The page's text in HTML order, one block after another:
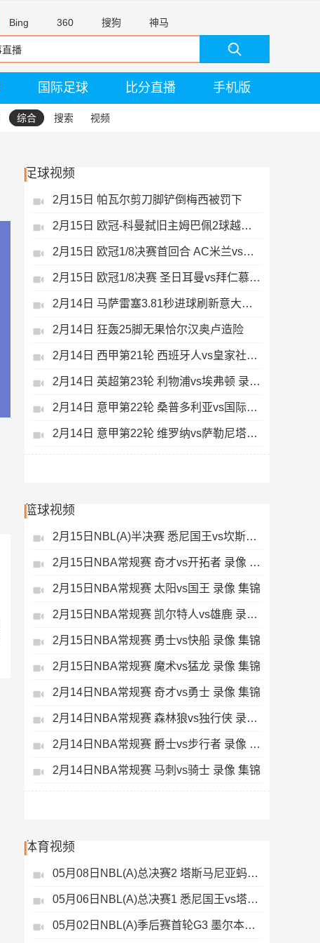
Bing 360 搜狗 神马
国际足球 比分直播 手机版
综合 搜索 视频
足球视频
2月15日 帕瓦尔剪刀脚铲倒梅西被罚下
2月15日 欧冠-科曼弑旧主姆巴佩2球越位无效
2月15日 欧冠1/8决赛首回合 AC米兰vs热刺 录像 集锦
2月15日 欧冠1/8决赛 圣日耳曼vs拜仁慕尼黑 录像 集锦
2月14日 马萨雷塞3.81秒进球刷新意大利历史
2月14日 狂轰25脚无果恰尔汉奥卢造险
2月14日 西甲第21轮 西班牙人vs皇家社会 录像 集锦
2月14日 英超第23轮 利物浦vs埃弗顿 录像 集锦
2月14日 意甲第22轮 桑普多利亚vs国际米兰 录像 集锦
2月14日 意甲第22轮 维罗纳vs萨勒尼塔纳 录像 集锦
篮球视频
2月15日NBL(A)半决赛 悉尼国王vs坎斯大班 录像 集锦
2月15日NBA常规赛 奇才vs开拓者 录像 集锦
2月15日NBA常规赛 太阳vs国王 录像 集锦
2月15日NBA常规赛 凯尔特人vs雄鹿 录像 集锦
2月15日NBA常规赛 勇士vs快船 录像 集锦
2月15日NBA常规赛 魔术vs猛龙 录像 集锦
2月14日NBA常规赛 奇才vs勇士 录像 集锦
2月14日NBA常规赛 森林狼vs独行侠 录像 集锦
2月14日NBA常规赛 爵士vs步行者 录像 集锦
2月14日NBA常规赛 马刺vs骑士 录像 集锦
体育视频
05月08日NBL(A)总决赛2 塔斯马尼亚蚂蚁vs悉尼国王 录像
05月06日NBL(A)总决赛1 悉尼国王vs塔斯马尼亚蚂蚁 全场录像
05月02日NBL(A)季后赛首轮G3 墨尔本联 - 塔斯马尼亚蚂蚁 录像集锦